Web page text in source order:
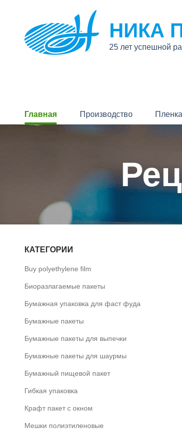
НИКА
25 лет успешной
Главная Производство Пленка
КАТЕГОРИИ
Buy polyethylene film
Биоразлагаемые пакеты
Бумажная упаковка для фаст фуда
Бумажные пакеты
Бумажные пакеты для выпечки
Бумажные пакеты для шаурмы
Бумажный пищевой пакет
Гибкая упаковка
Крафт пакет с окном
Мешки полиэтиленовые